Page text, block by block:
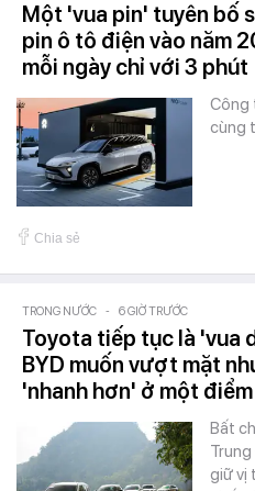
Một 'vua pin' tuyên bố
pin ô tô điện vào năm
mỗi ngày chỉ với 3 phút
Công
cùng
Chia sẻ
TRONG NƯỚC - 6 GIỜ TRƯỚC
Toyota tiếp tục là 'vua
BYD muốn vượt mặt
'nhanh hơn' ở một điểm
Bất
giữ vị